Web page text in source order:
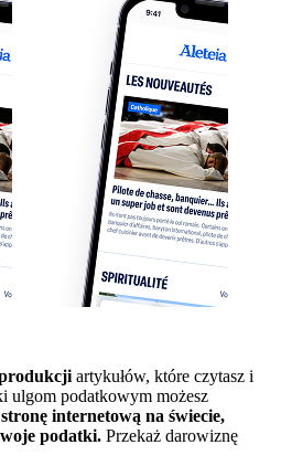
artykułów, które czytasz i
ulgom podatkowym możesz
internetową na świecie,
podatki. Przekaż darowiznę